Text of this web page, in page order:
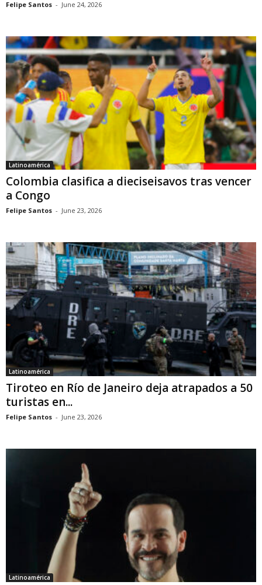
Felipe Santos - June 24, 2026
Latinoamérica
Colombia clasifica a dieciseisavos tras vencer
a Congo
Felipe Santos - June 23, 2026
Latinoamérica
Tiroteo en Río de Janeiro deja atrapados a 50
turistas en...
Felipe Santos - June 23, 2026
Latinoamérica